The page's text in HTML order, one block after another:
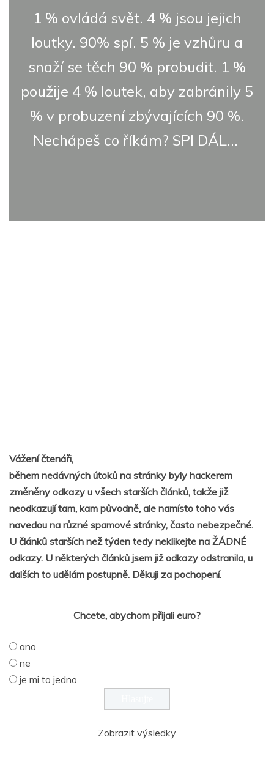
1 % ovládá svět. 4 % jsou jejich
loutky. 90% spí. 5 % je vzhůru a
snaží se těch 90 % probudit. 1 %
použije 4 % loutek, aby zabránily 5
% v probuzení zbývajících 90 %.
Nechápeš co říkám? SPI DÁL...
Vážení čtenáři,
během nedávných útoků na stránky byly hackerem
změněny odkazy u všech starších článků, takže již
neodkazují tam, kam původně, ale namísto toho vás
navedou na různé spamové stránky, často nebezpečné.
U článků starších než týden tedy neklikejte na ŽÁDNÉ
odkazy. U některých článků jsem již odkazy odstranila, u
dalších to udělám postupně. Děkuji za pochopení.
Chcete, abychom přijali euro?
ano
ne
je mi to jedno
Zobrazit výsledky